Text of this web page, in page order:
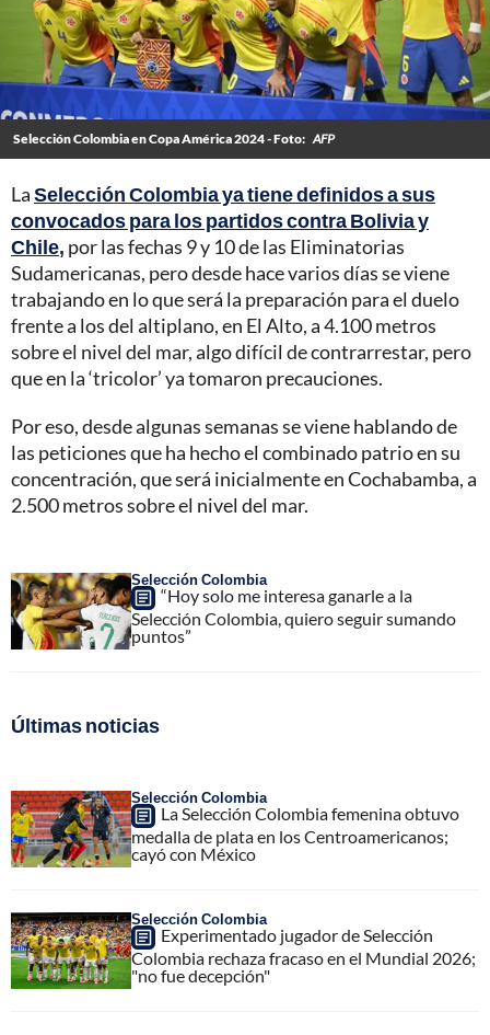
Selección Colombia en Copa América 2024 - Foto: AFP
LaSelección Colombia ya tiene definidos a sus
convocados para los partidos contra Bolivia y
Chile, por las fechas 9 y 10 de las Eliminatorias
Sudamericanas, pero desde hace varios días se viene
trabajando en lo que será la preparación para el duelo
frente a los del altiplano, en El Alto, a 4.100 metros
sobre el nivel del mar, algo difícil de contrarrestar, pero
que en la ‘tricolor’ ya tomaron precauciones.
Por eso, desde algunas semanas se viene hablando de
las peticiones que ha hecho el combinado patrio en su
concentración, que será inicialmente en Cochabamba, a
2.500 metros sobre el nivel del mar.
Selección Colombia
“Hoy solo me interesa ganarle a la
Selección Colombia, quiero seguir sumando
puntos”
Últimas noticias
Selección Colombia
La Selección Colombia femenina obtuvo
medalla de plata en los Centroamericanos;
cayó con México
Selección Colombia
Experimentado jugador de Selección
Colombia rechaza fracaso en el Mundial 2026;
"no fue decepción"